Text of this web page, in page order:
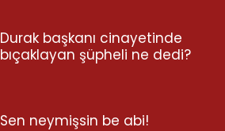
Durak başkanı cinayetinde
bıçaklayan şüpheli ne dedi?
Sen neymişsin be abi!